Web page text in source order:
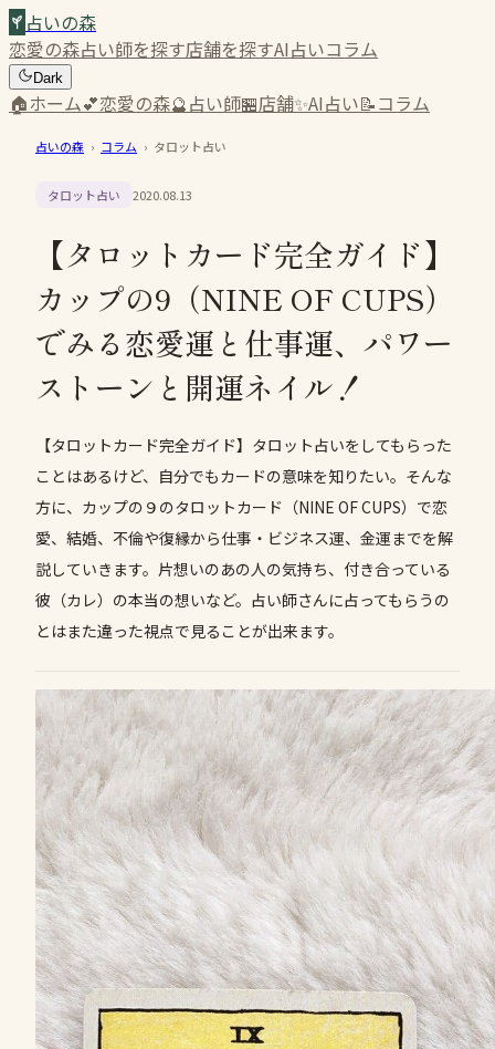
占いの森
恋愛の森占い師を探す店舗を探すAI占いコラム
Dark
🏠ホーム💕恋愛の森🔮占い師🏪店舗✨AI占い📝コラム
占いの森 › コラム › タロット占い
タロット占い 2020.08.13
【タロットカード完全ガイド】
カップの9（NINE OF CUPS）
でみる恋愛運と仕事運、パワー
ストーンと開運ネイル！
【タロットカード完全ガイド】タロット占いをしてもらった
ことはあるけど、自分でもカードの意味を知りたい。そんな
方に、カップの９のタロットカード（NINE OF CUPS）で恋
愛、結婚、不倫や復縁から仕事・ビジネス運、金運までを解
説していきます。片想いのあの人の気持ち、付き合っている
彼（カレ）の本当の想いなど。占い師さんに占ってもらうの
とはまた違った視点で見ることが出来ます。